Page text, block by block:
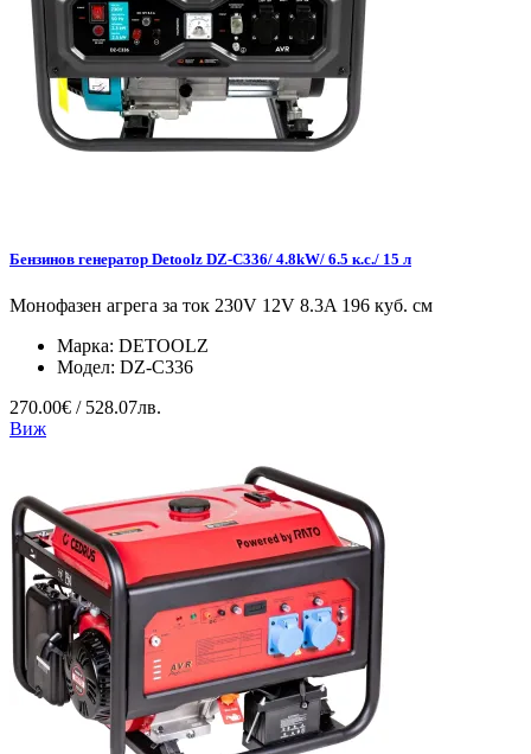
Бензинов генератор Detoolz DZ-C336/ 4.8kW/ 6.5 к.с./ 15 л
Монофазен агрега за ток 230V 12V 8.3A 196 куб. см
Марка: DETOOLZ
Модел: DZ-C336
270.00€ / 528.07лв.
Виж